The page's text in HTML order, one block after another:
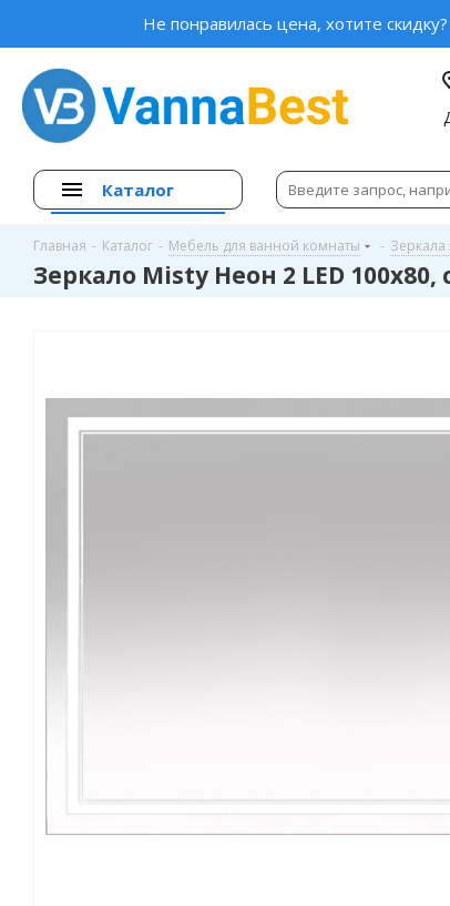
Не понравилась цена, хотите
Каталог
Главная - Каталог - Мебель для ванной комнаты - Зеркала
Зеркало Misty Неон 2 LED 100x80,